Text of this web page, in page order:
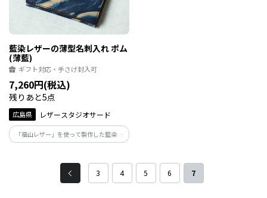
藍染レザーの薄型名刺入れ ポム
(薄藍)
ギフト対応・手さげ封入可
7,260円(税込)
残りあと5点
広島県 レザースタジオサード
「福山レザー」を使って製作した藍染の
薄型の名刺入れ。20枚収納型でスッキリ
3 4 5 6 7